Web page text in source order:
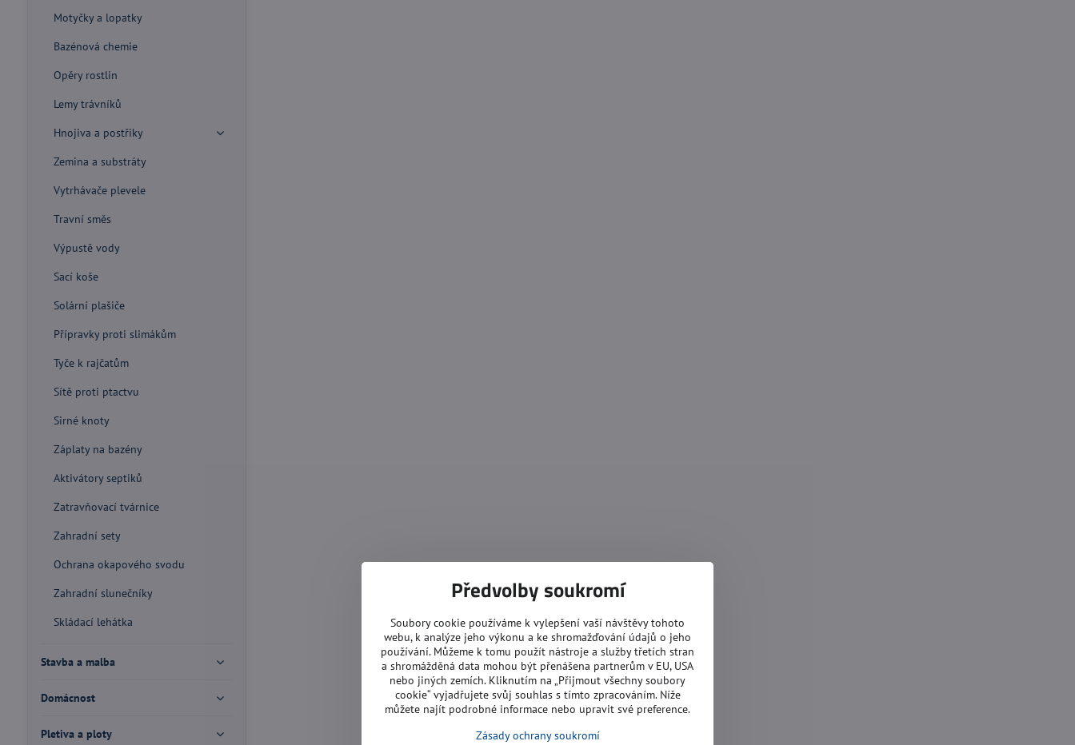
Motyčky a lopatky
Bazénová chemie
Opěry rostlin
Lemy trávníků
Hnojiva a postřiky
Zemina a substráty
Vytrhávače plevele
Travní směs
Výpustě vody
Sací koše
Solární plašiče
Přípravky proti slimákům
Tyče k rajčatům
Sítě proti ptactvu
Sirné knoty
Záplaty na bazény
Aktivátory septiků
Zatravňovací tvárnice
Zahradní sety
Ochrana okapového svodu
Zahradní slunečníky
Skládací lehátka
Stavba a malba
Domácnost
Pletiva a ploty
Předvolby soukromí
Soubory cookie používáme k vylepšení vaší návštěvy tohoto
webu, k analýze jeho výkonu a ke shromažďování údajů o jeho
používání. Můžeme k tomu použít nástroje a služby třetích stran
a shromážděná data mohou být přenášena partnerům v EU, USA
nebo jiných zemích. Kliknutím na „Přijmout všechny soubory
cookie“ vyjadřujete svůj souhlas s tímto zpracováním. Níže
můžete najít podrobné informace nebo upravit své preference.
Zásady ochrany soukromí